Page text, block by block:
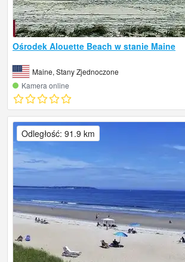
Ośrodek Alouette Beach w stanie Maine
Maine, Stany Zjednoczone
Kamera online
Odległość: 91.9 km